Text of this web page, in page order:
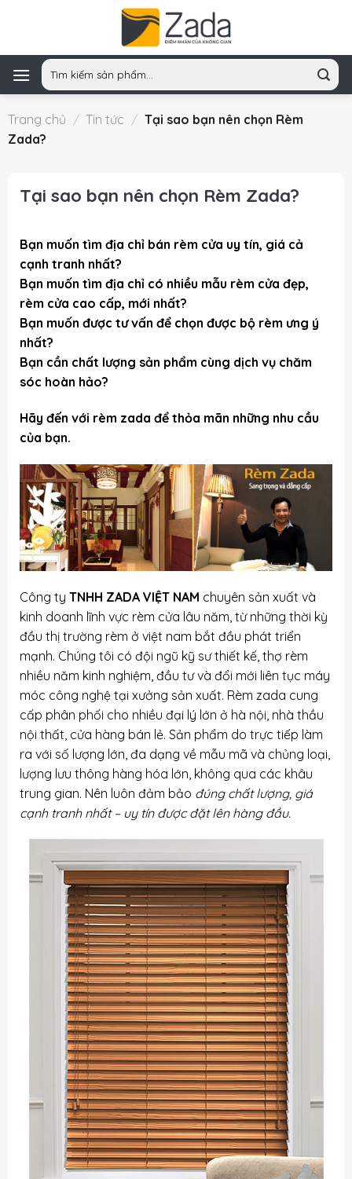
Tìm
kiếm:
Trang chủ / Tin tức / Tại sao bạn nên chọn Rèm
Zada?
Tại sao bạn nên chọn Rèm Zada?
Bạn muốn tìm địa chỉ bán rèm cửa uy tín, giá cả
cạnh tranh nhất?
Bạn muốn tìm địa chỉ có nhiều mẫu rèm cửa đẹp,
rèm cửa cao cấp, mới nhất?
Bạn muốn được tư vấn để chọn được bộ rèm ưng ý
nhất?
Bạn cần chất lượng sản phẩm cùng dịch vụ chăm
sóc hoàn hảo?
Hãy đến với rèm zada để thỏa mãn những nhu cầu
của bạn.
Công ty TNHH ZADA VIỆT NAM chuyên sản xuất và
kinh doanh lĩnh vực rèm cửa lâu năm, từ những thời kỳ
đầu thị trường rèm ở việt nam bắt đầu phát triển
mạnh. Chúng tôi có đội ngũ kỹ sư thiết kế, thợ rèm
nhiều năm kinh nghiệm, đầu tư và đổi mới liên tục máy
móc công nghệ tại xưởng sản xuất. Rèm zada cung
cấp phân phối cho nhiều đại lý lớn ở hà nội, nhà thầu
nội thất, cửa hàng bán lẻ. Sản phẩm do trực tiếp làm
ra với số lượng lớn, đa dạng về mẫu mã và chủng loại,
lượng lưu thông hàng hóa lớn, không qua các khâu
trung gian. Nên luôn đảm bảo đúng chất lượng, giá
cạnh tranh nhất – uy tín được đặt lên hàng đầu.